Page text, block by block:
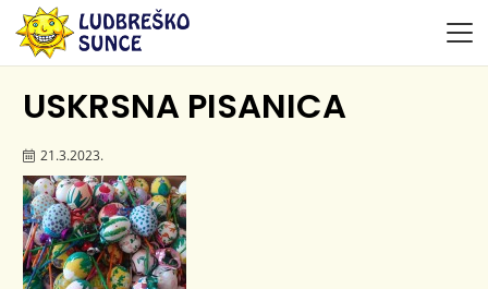
USKRSNA PISANICA
21.3.2023.